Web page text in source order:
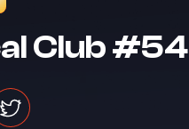
Club #54